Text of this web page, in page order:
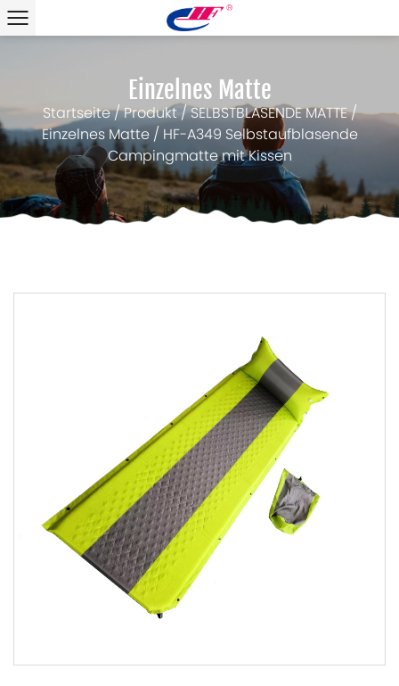
Einzelnes Matte
Startseite/Produkt/SELBSTBLASENDE MATTE/
Einzelnes Matte/ HF-A349 Selbstaufblasende
Campingmatte mit Kissen